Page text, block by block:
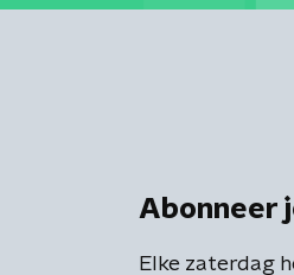
Abonneer
Elke zaterdag